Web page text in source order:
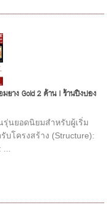
ยาง Gold 2 ด้าน I ร้านปิงปอง
รุ่นยอดนิยมสำหรับผู้เริ่ม
บโครงสร้าง (Structure):